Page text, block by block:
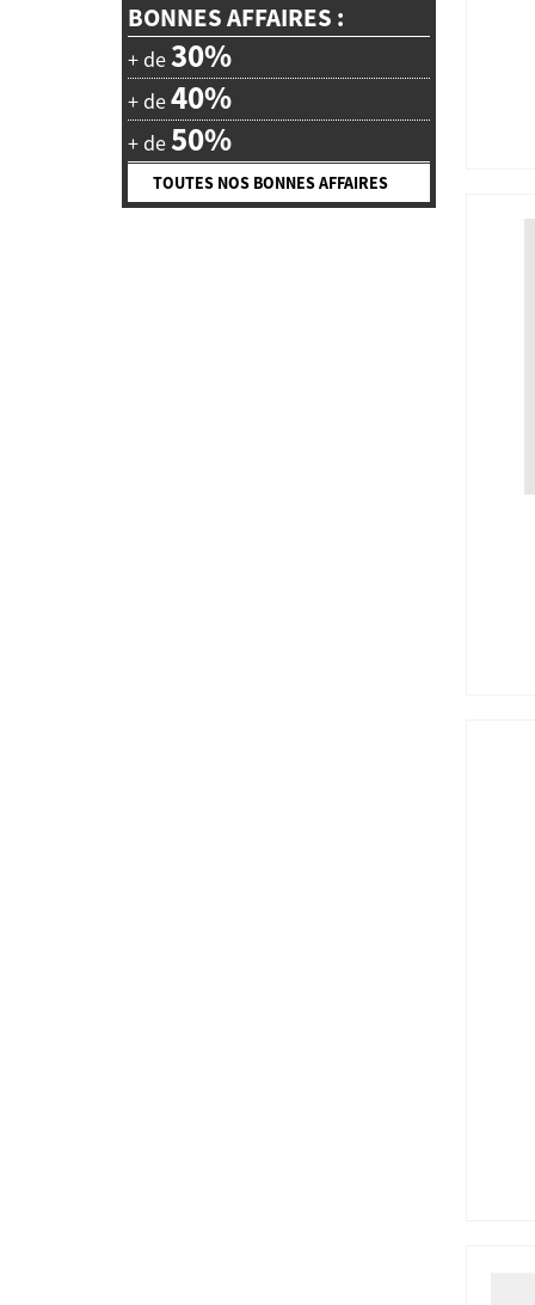
BONNES AFFAIRES :
+ de30%
+ de40%
+ de50%
TOUTES NOS BONNES AFFAIRES